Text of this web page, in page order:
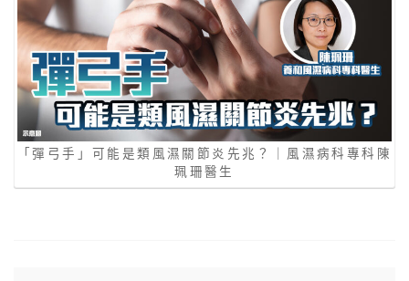
「彈弓手」可能是類風濕關節炎先兆？｜風濕病科專科陳
珮珊醫生